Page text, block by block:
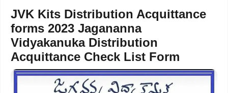
JVK Kits Distribution Acquittance
forms 2023 Jagananna
Vidyakanuka Distribution
Acquittance Check List Form